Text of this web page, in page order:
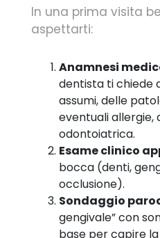
In una prima visita
aspettarti:
Anamnesi
dentista ti chiede
assumi, delle
eventuali allergie,
odontoiatrica.
Esame clinico
bocca (denti,
occlusione).
Sondaggio
gengivale” con
base per capire